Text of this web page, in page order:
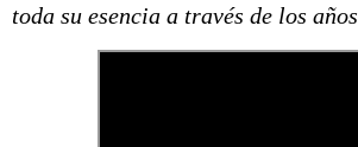
toda su esencia a través de los años